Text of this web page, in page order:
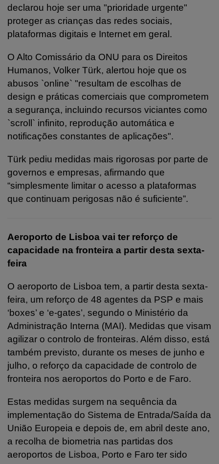
declarou hoje ser uma "prioridade urgente"
proteger as crianças das redes sociais,
plataformas digitais e Internet em geral.
O Alto Comissário da ONU para os Direitos
Humanos, Volker Türk, alertou hoje que os
abusos `online` "resultam de escolhas de
design e práticas comerciais que comprometem
a segurança, incluindo recursos viciantes como
`scroll` infinito, reprodução automática e
notificações constantes de aplicações".
Türk pediu medidas mais rigorosas por parte de
governos e empresas, afirmando que
“simplesmente limitar o acesso a plataformas
que continuam perigosas não é suficiente”.
Aeroporto de Lisboa vai ter reforço de
capacidade na fronteira a partir desta sexta-
feira
O aeroporto de Lisboa tem, a partir desta sexta-
feira, um reforço de 48 agentes da PSP e mais
‘boxes’ e ‘e-gates’, segundo o Ministério da
Administração Interna (MAI). Medidas que visam
agilizar o controlo de fronteiras. Além disso, está
também previsto, durante os meses de junho e
julho, o reforço da capacidade de controlo de
fronteira nos aeroportos do Porto e de Faro.
Estas medidas surgem na sequência da
implementação do Sistema de Entrada/Saída da
União Europeia e depois de, em abril deste ano,
a recolha de biometria nas partidas dos
aeroportos de Lisboa, Porto e Faro ter sido